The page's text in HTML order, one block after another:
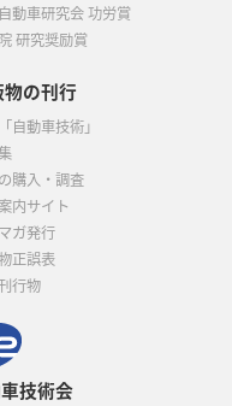
技術会
動車研究会 功労賞
研究奨励賞
物の刊行
自動車技術」
購入・調査
内サイト
ガ発行
正誤表
行物